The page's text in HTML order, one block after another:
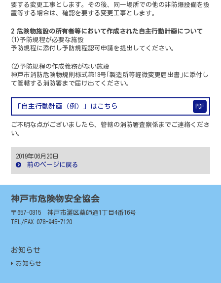
要する変更工事とします。その後、同一場所での他の非防爆設備を設
置等する場合は、確認を要する変更工事とします。
2 危険物施設の所有者等において作成された自主行動計画について
(1)予防規程が必要な施設
予防規程に添付し予防規程認可申請を提出してください。
(2)予防規程の作成義務がない施設
神戸市消防危険物規則様式第18号｢製造所等軽微変更届出書｣に添付し
て管轄する消防署まで届け出てください。
「自主行動計画（例）」はこちら PDF
ご不明な点がございましたら、管轄の消防署査察係までご連絡くださ
い。
2019年06月20日
前のページに戻る
神戸市危険物安全協会
〒657-0815 神戸市灘区薬師通1丁目4番16号
TEL/FAX 078-945-7120
お知らせ
お知らせ